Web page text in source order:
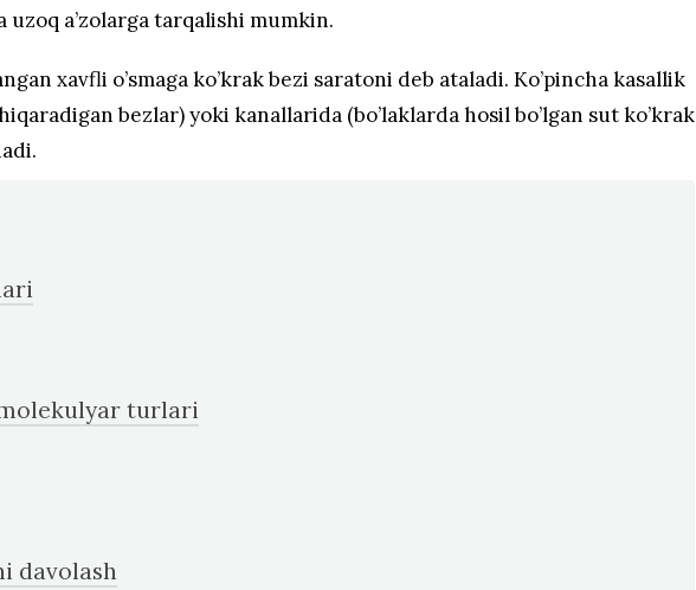
a’zolarga tarqalishi mumkin.
xavfli o’smaga ko’krak bezi saratoni deb ataladi. Ko’pincha kasallik
bezlar) yoki kanallarida (bo’laklarda hosil bo’lgan sut ko’krak
turlari
davolash